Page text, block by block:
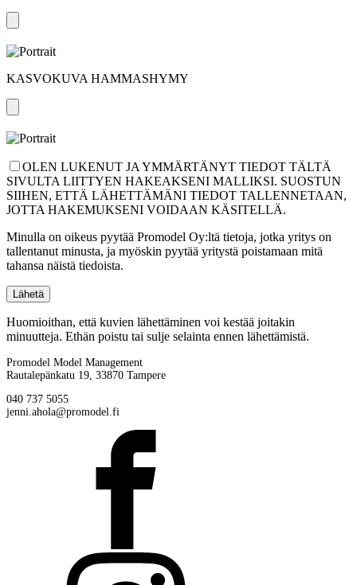
KASVOKUVA HAMMASHYMY
OLEN LUKENUT JA YMMÄRTÄNYT TIEDOT TÄLTÄ
SIVULTA LIITTYEN HAKEAKSENI MALLIKSI. SUOSTUN
SIIHEN, ETTÄ LÄHETTÄMÄNI TIEDOT TALLENNETAAN,
JOTTA HAKEMUKSENI VOIDAAN KÄSITELLÄ.
Minulla on oikeus pyytää Promodel Oy:ltä tietoja, jotka yritys on
tallentanut minusta, ja myöskin pyytää yritystä poistamaan mitä
tahansa näistä tiedoista.
Huomioithan, että kuvien lähettäminen voi kestää joitakin
minuutteja. Ethän poistu tai sulje selainta ennen lähettämistä.
Promodel Model Management
Rautalepänkatu 19, 33870 Tampere
040 737 5055
jenni.ahola@promodel.fi